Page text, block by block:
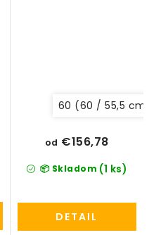
60 (60 / 55,5 cm)
📦 Skladom (1 ks)
od €156,78
DETAIL